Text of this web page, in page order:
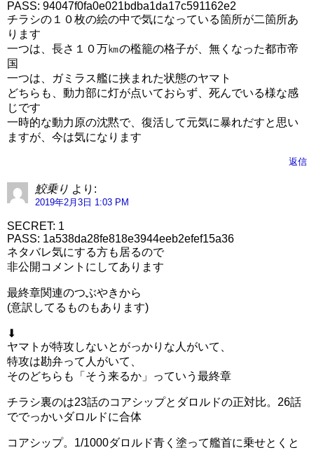
PASS: 94047f0fa0e021bdba1da17c591162e2
チラシの１０枚の絵の中で気になっている箇所が二箇所あ
ります
一つは、長さ１０万㎞の檻籠の格子が、無くなった都市帝
国
一つは、ガミラス艦に挟まれた状態のヤマト
どちらも、動力部に灯が点いておらず、死んでいる様な感
じです
一時的な動力原の沈黙で、復活して元気に暴れだすと思い
ますが、今は気になります
返信
鮫乗り より:
2019年2月3日 1:03 PM
SECRET: 1
PASS: 1a538da28fe818e3944eeb2efef15a36
ネタバレ気にする方も居るので
非公開コメントにしてあります
最終章関連のつぶやきから
(意訳してるものもあります)
⬇
ヤマトが特攻しないとがっかりな人がいて、
特攻は勘弁って人がいて、
そのどちらも「そう来るか」っていう最終章
チラシ裏のは23話のコアシップとダロルドの正対比。26話
ででっかいダロルドに合体
コアシップ。1/1000ダロルド青く塗って艦首に乗せとくと